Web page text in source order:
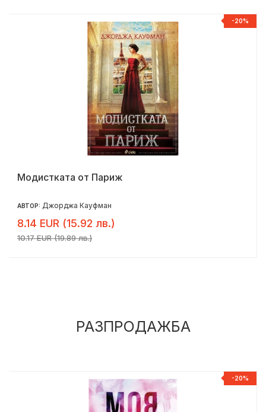
-20%
Модистката от Париж
АВТОР: Джорджа Кауфман
8.14 EUR (15.92 лв.)
10.17 EUR (19.89 лв.)
РАЗПРОДАЖБА
-20%